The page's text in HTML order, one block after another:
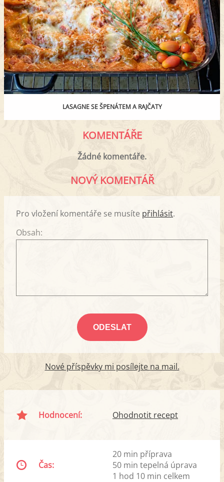
LASAGNE SE ŠPENÁTEM A RAJČATY
KOMENTÁŘE
Žádné komentáře.
NOVÝ KOMENTÁŘ
Pro vložení komentáře se musíte přihlásit.
Obsah:
Nové příspěvky mi posílejte na mail.
Hodnocení: Ohodnotit recept
Čas:
20 min příprava
50 min tepelná úprava
1 hod 10 min celkem